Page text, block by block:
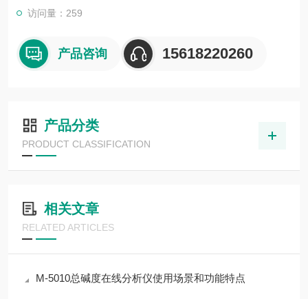
访问量：259
产品咨询 15618220260
产品分类
PRODUCT CLASSIFICATION
相关文章
RELATED ARTICLES
M-5010总碱度在线分析仪使用场景和功能特点